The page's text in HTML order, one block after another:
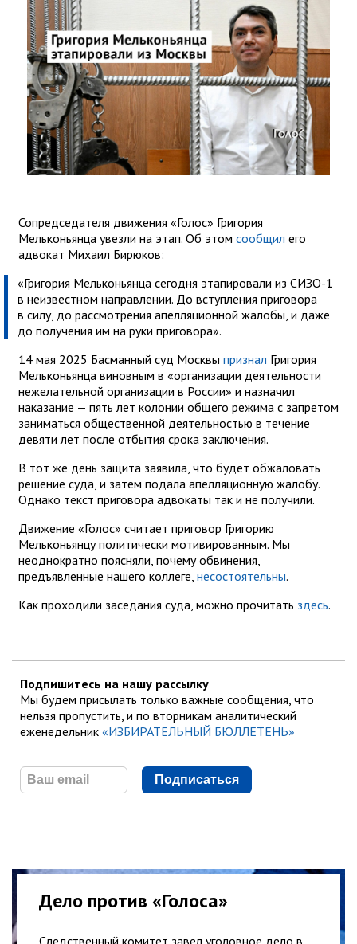
Сопредседателя движения «Голос» Григория
Мельконьянца увезли на этап. Об этом сообщил его
адвокат Михаил Бирюков:
«Григория Мельконьянца сегодня этапировали из СИЗО-1
в неизвестном направлении. До вступления приговора
в силу, до рассмотрения апелляционной жалобы, и даже
до получения им на руки приговора».
14 мая 2025 Басманный суд Москвы признал Григория
Мельконьянца виновным в «организации деятельности
нежелательной организации в России» и назначил
наказание — пять лет колонии общего режима с запретом
заниматься общественной деятельностью в течение
девяти лет после отбытия срока заключения.
В тот же день защита заявила, что будет обжаловать
решение суда, и затем подала апелляционную жалобу.
Однако текст приговора адвокаты так и не получили.
Движение «Голос» считает приговор Григорию
Мельконьянцу политически мотивированным. Мы
неоднократно поясняли, почему обвинения,
предъявленные нашего коллеге, несостоятельны.
Как проходили заседания суда, можно прочитать здесь.
Подпишитесь на нашу рассылку
Мы будем присылать только важные сообщения, что
нельзя пропустить, и по вторникам аналитический
еженедельник «ИЗБИРАТЕЛЬНЫЙ БЮЛЛЕТЕНЬ»
Подписаться
Дело против «Голоса»